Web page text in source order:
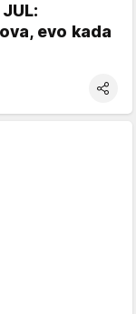
evo kada